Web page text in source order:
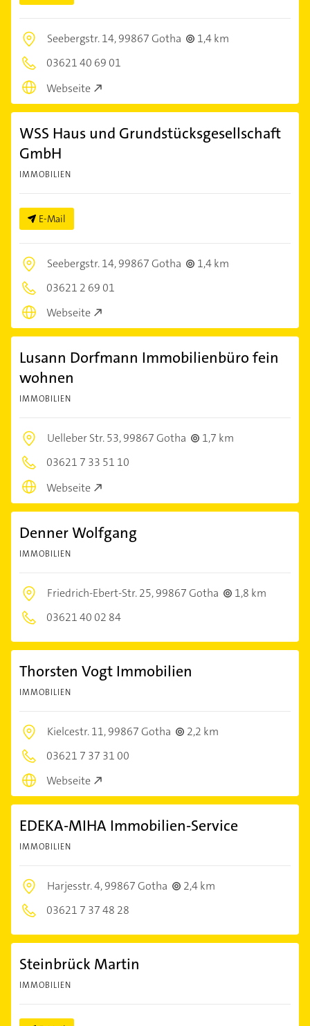
Seebergstr. 14,99867 Gotha
1,4 km
03621 40 69 01
Webseite
WSS Haus und Grundstücksgesellschaft
GmbH
IMMOBILIEN
E-Mail
Seebergstr. 14,99867 Gotha
1,4 km
03621 2 69 01
Webseite
Lusann Dorfmann Immobilienbüro fein
wohnen
IMMOBILIEN
Uelleber Str. 53,99867 Gotha
1,7 km
03621 7 33 51 10
Webseite
Denner Wolfgang
IMMOBILIEN
Friedrich-Ebert-Str. 25,99867 Gotha
1,8 km
03621 40 02 84
Thorsten Vogt Immobilien
IMMOBILIEN
Kielcestr. 11,99867 Gotha
2,2 km
03621 7 37 31 00
Webseite
EDEKA-MIHA Immobilien-Service
IMMOBILIEN
Harjesstr. 4,99867 Gotha
2,4 km
03621 7 37 48 28
Steinbrück Martin
IMMOBILIEN